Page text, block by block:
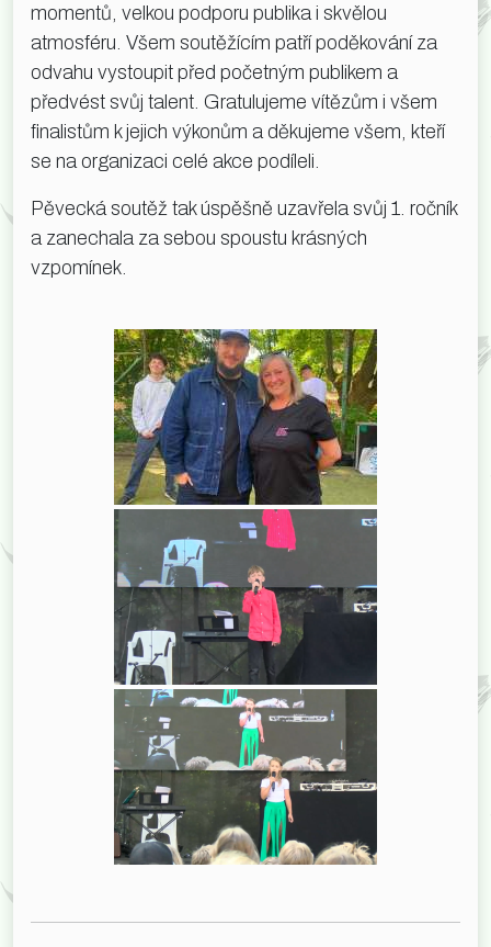
momentů, velkou podporu publika i skvělou
atmosféru. Všem soutěžícím patří poděkování za
odvahu vystoupit před početným publikem a
předvést svůj talent. Gratulujeme vítězům i všem
finalistům k jejich výkonům a děkujeme všem, kteří
se na organizaci celé akce podíleli.
Pěvecká soutěž tak úspěšně uzavřela svůj 1. ročník
a zanechala za sebou spoustu krásných
vzpomínek.